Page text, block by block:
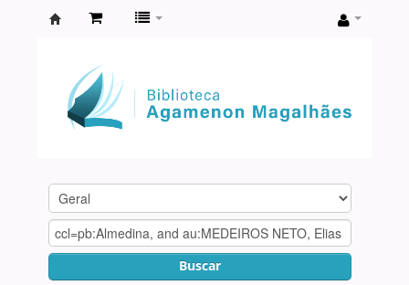
Agamenon
Magalhães
Buscar